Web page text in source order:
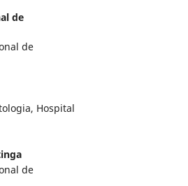
de
de
Hospital
de